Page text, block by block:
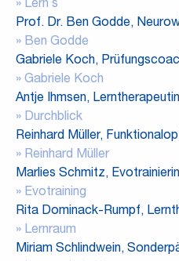
Lern´s
Prof. Dr. Ben Godde,
Ben Godde
Gabriele Koch,
Gabriele Koch
Antje Ihmsen, Lerntherapeutin
Durchblick
Reinhard Müller,
Reinhard Müller
Marlies Schmitz, Evotrainierin
Evotraining
Rita Dominack-Rumpf,
Lernraum
Miriam Schlindwein,